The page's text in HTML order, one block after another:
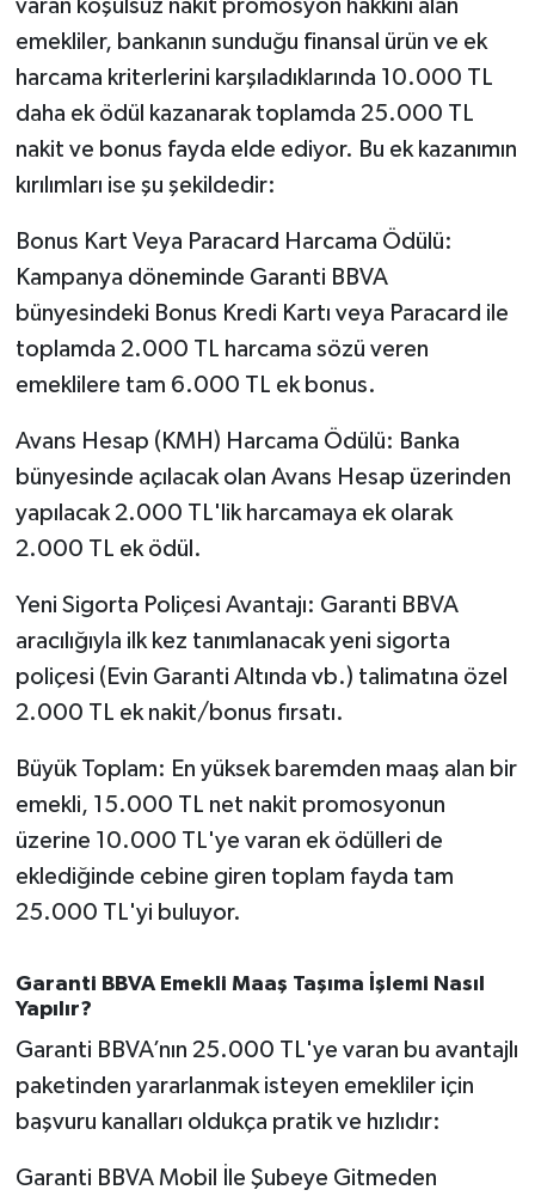
varan koşulsuz nakit promosyon hakkını alan
emekliler, bankanın sunduğu finansal ürün ve ek
harcama kriterlerini karşıladıklarında 10.000 TL
daha ek ödül kazanarak toplamda 25.000 TL
nakit ve bonus fayda elde ediyor. Bu ek kazanımın
kırılımları ise şu şekildedir:
Bonus Kart Veya Paracard Harcama Ödülü:
Kampanya döneminde Garanti BBVA
bünyesindeki Bonus Kredi Kartı veya Paracard ile
toplamda 2.000 TL harcama sözü veren
emeklilere tam 6.000 TL ek bonus.
Avans Hesap (KMH) Harcama Ödülü: Banka
bünyesinde açılacak olan Avans Hesap üzerinden
yapılacak 2.000 TL'lik harcamaya ek olarak
2.000 TL ek ödül.
Yeni Sigorta Poliçesi Avantajı: Garanti BBVA
aracılığıyla ilk kez tanımlanacak yeni sigorta
poliçesi (Evin Garanti Altında vb.) talimatına özel
2.000 TL ek nakit/bonus fırsatı.
Büyük Toplam: En yüksek baremden maaş alan bir
emekli, 15.000 TL net nakit promosyonun
üzerine 10.000 TL'ye varan ek ödülleri de
eklediğinde cebine giren toplam fayda tam
25.000 TL'yi buluyor.
Garanti BBVA Emekli Maaş Taşıma İşlemi Nasıl
Yapılır?
Garanti BBVA’nın 25.000 TL'ye varan bu avantajlı
paketinden yararlanmak isteyen emekliler için
başvuru kanalları oldukça pratik ve hızlıdır:
Garanti BBVA Mobil İle Şubeye Gitmeden